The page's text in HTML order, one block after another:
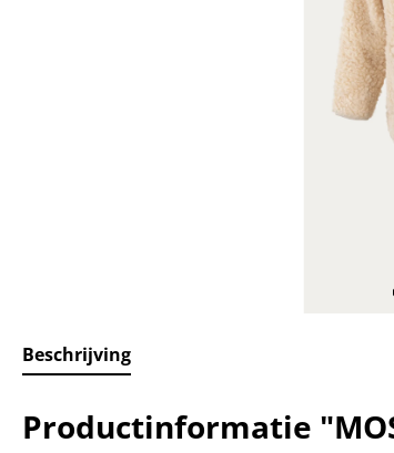
Beschrijving
Productinformatie